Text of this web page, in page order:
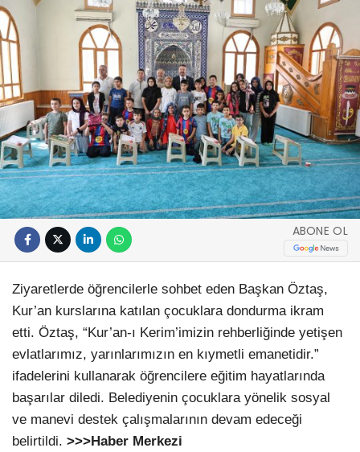
ABONE OL
Ziyaretlerde öğrencilerle sohbet eden Başkan Öztaş,
Kur’an kurslarına katılan çocuklara dondurma ikram
etti. Öztaş, “Kur’an-ı Kerim’imizin rehberliğinde yetişen
evlatlarımız, yarınlarımızın en kıymetli emanetidir.”
ifadelerini kullanarak öğrencilere eğitim hayatlarında
başarılar diledi. Belediyenin çocuklara yönelik sosyal
ve manevi destek çalışmalarının devam edeceği
belirtildi. >>>Haber Merkezi